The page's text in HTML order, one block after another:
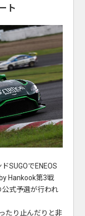
ト
SUGOでENEOS
Hankook第3戦
公式予選が行われ
たり止んだりと非